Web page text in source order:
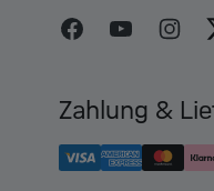
Zahlung &